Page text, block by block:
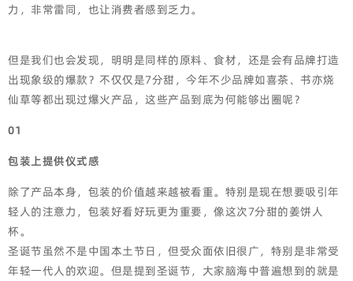
力，非常雷同，也让消费者感到乏力。
但是我们也会发现，明明是同样的原料、食材，还是会有品牌打造
出现象级的爆款？不仅仅是7分甜，今年不少品牌如喜茶、书亦烧
仙草等都出现过爆火产品，这些产品到底为何能够出圈呢？
01
包装上提供仪式感
除了产品本身，包装的价值越来越被看重。特别是现在想要吸引年
轻人的注意力，包装好看好玩更为重要，像这次7分甜的姜饼人
杯。
圣诞节虽然不是中国本土节日，但受众面依旧很广，特别是非常受
年轻一代人的欢迎。但是提到圣诞节，大家脑海中普遍想到的就是